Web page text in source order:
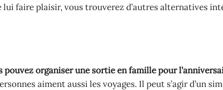
faire plaisir, vous trouverez d’autres alternatives
pouvez organiser une sortie en famille pour
aiment aussi les voyages. Il peut s’agir d’un